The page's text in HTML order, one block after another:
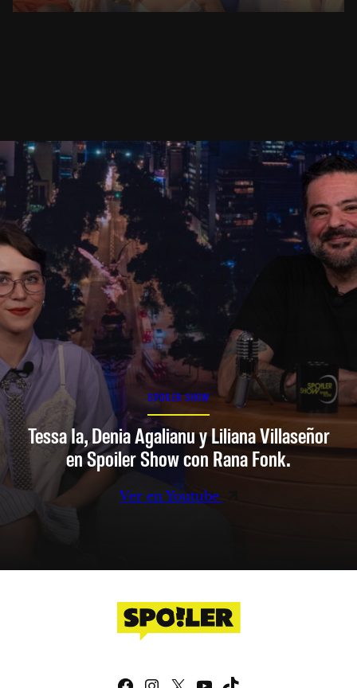
SPOILER SHOW
Tessa Ia, Denia Agalianu y Liliana Villaseñor
en Spoiler Show con Rana Fonk.
Ver en Youtube
Facebook
Instagram
X YouTube